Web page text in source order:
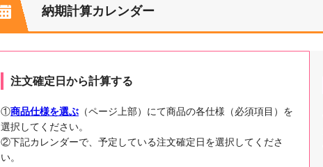
納期計算カレンダー
注文確定日から計算する
①商品仕様を選ぶ （ページ上部）にて商品の各仕様（必須項目）を
選択してください。
②下記カレンダーで、予定している注文確定日を選択してくださ
い。